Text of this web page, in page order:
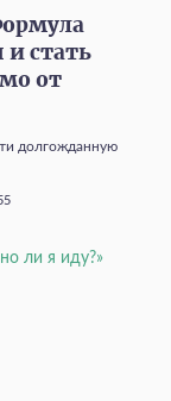
и стать
от
долгожданную